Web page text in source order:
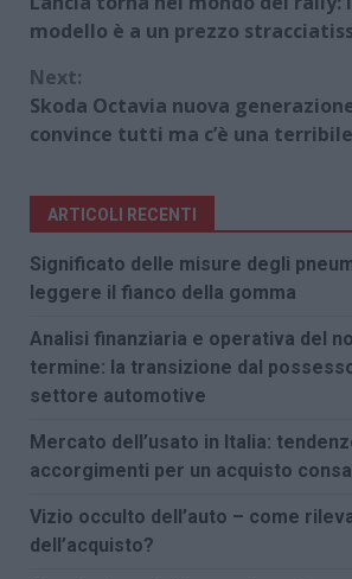
Reading
modello è a un prezzo
Next:
Skoda Octavia nuova
convince tutti ma c’è una
ARTICOLI RECENTI
Significato delle misure degli
leggere il fianco della gomma
Analisi finanziaria e operativa del
termine: la transizione dal
settore automotive
Mercato dell’usato in Italia:
accorgimenti per un acquisto
Vizio occulto dell’auto – come
dell’acquisto?